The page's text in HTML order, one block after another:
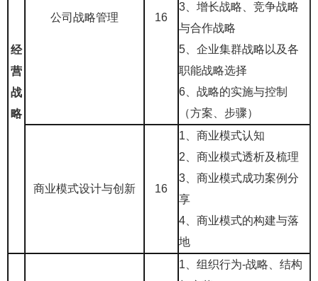
经
营
战
略
公司战略管理 16
3、增长战略、竞争战略
与合作战略
5、企业集群战略以及各
职能战略选择
6、战略的实施与控制
（方案、步骤）
商业模式设计与创新 16
1、商业模式认知
2、商业模式透析及梳理
3、商业模式成功案例分
享
4、商业模式的构建与落
地
1、组织行为-战略、结构